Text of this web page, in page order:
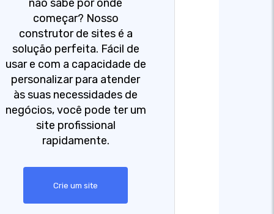
não sabe por onde
começar? Nosso
construtor de sites é a
solução perfeita. Fácil de
usar e com a capacidade de
personalizar para atender
às suas necessidades de
negócios, você pode ter um
site profissional
rapidamente.
Crie um site